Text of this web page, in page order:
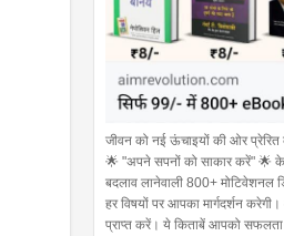
जीवन को नई ऊंचाइयों की ओर
🌟 "अपने सपनों को साकार करें" 🌟
बदलाव लानेवाली 800+ मोटिवेशनल
हर विषयों पर आपका मार्गदर्शन
प्राप्त करें। ये किताबें आपको